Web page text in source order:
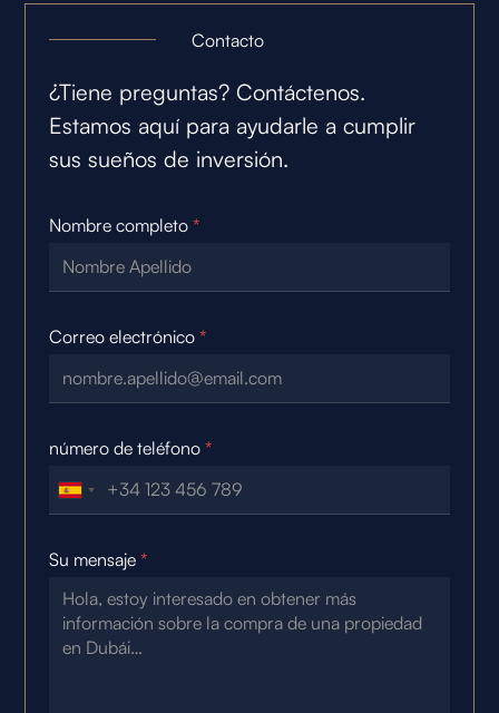
Contacto
¿Tiene preguntas? Contáctenos.
Estamos aquí para ayudarle a cumplir
sus sueños de inversión.
Nombre completo *
Correo electrónico *
número de teléfono *
Su mensaje *